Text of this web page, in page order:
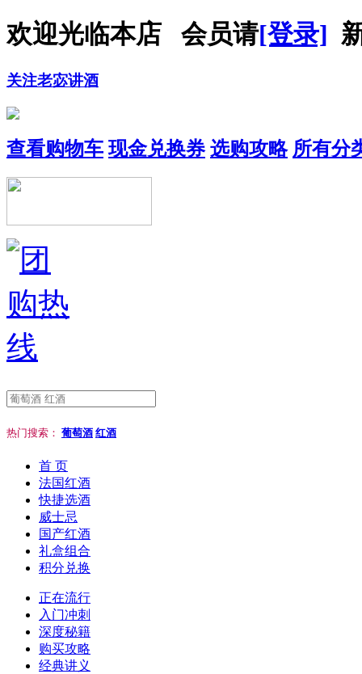
欢迎光临本店 会员请[登录]
关注老宓讲酒
查看购物车 现金兑换券 选购攻略 所有分
热门搜索： 葡萄酒 红酒
首 页
法国红酒
快捷选酒
威士忌
国产红酒
礼盒组合
积分兑换
正在流行
入门冲刺
深度秘籍
购买攻略
经典讲义